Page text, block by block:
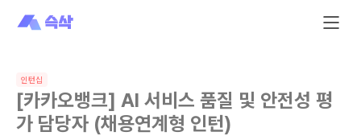
인턴십
[카카오뱅크] AI 서비스 품질 및 안전성 평
가 담당자 (채용연계형 인턴)